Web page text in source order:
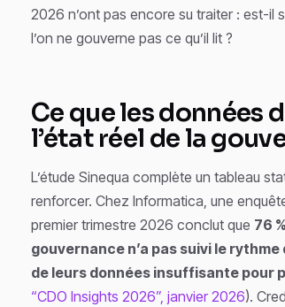
2026 n’ont pas encore su traiter : est-il
l’on ne gouverne pas ce qu’il lit ?
Ce que les données
l’état réel de la
L’étude Sinequa complète un tableau
renforcer. Chez Informatica, une
premier trimestre 2026 conclut que 76
gouvernance n’a pas suivi le rythme
de leurs données insuffisante pour
“CDO Insights 2026”, janvier 2026).